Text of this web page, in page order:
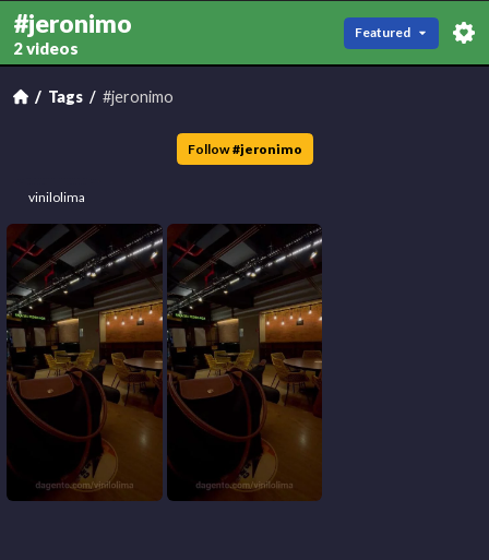
#jeronimo
2 videos
Featured
Tags #jeronimo
Follow #jeronimo
vinilolima